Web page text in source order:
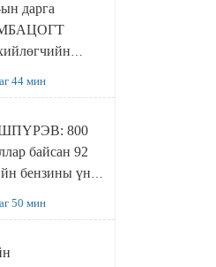
орон сууц ч
хаана
мэдэхгүй
дарга
хайрханы
оролцжээ
44 мин
800
байсан 92
бензины үнэ
50 мин